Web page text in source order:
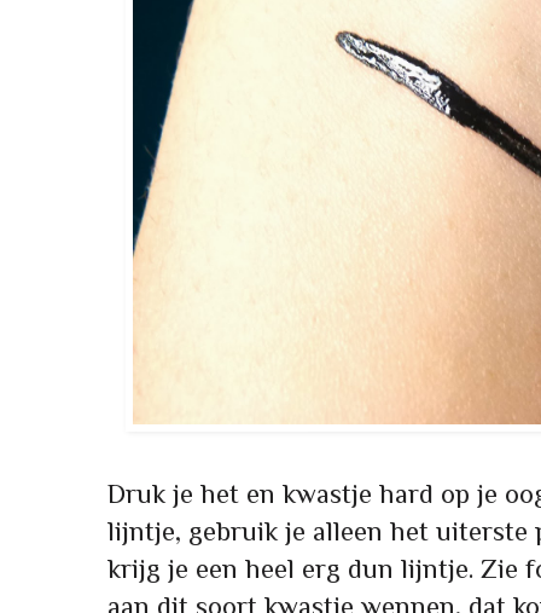
Druk je het en kwastje hard op je
lijntje, gebruik je alleen het uiterste
krijg je een heel erg dun lijntje. Zie
aan dit soort kwastje wennen, dat